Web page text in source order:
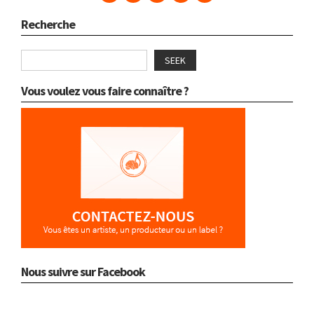
Recherche
SEEK
Vous voulez vous faire connaître ?
Nous suivre sur Facebook